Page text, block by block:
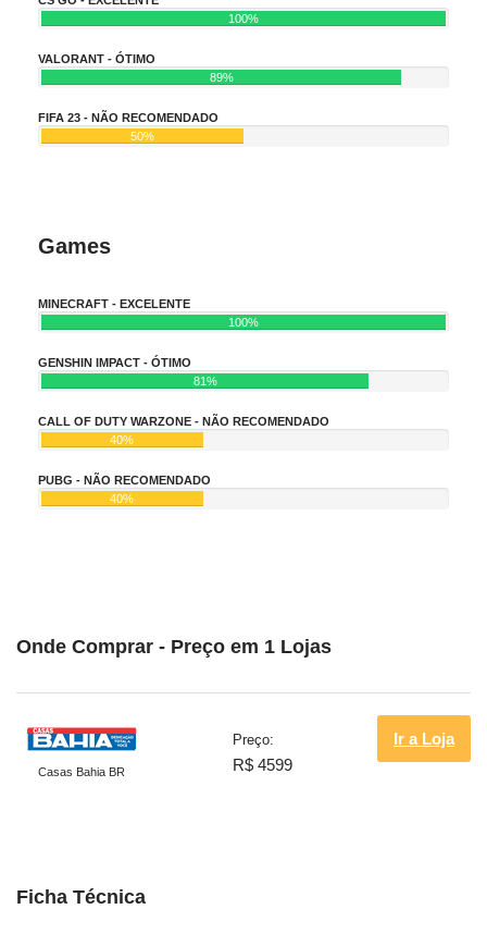
100%
VALORANT - ÓTIMO
89%
FIFA 23 - NÃO RECOMENDADO
50%
Games
MINECRAFT - EXCELENTE
100%
GENSHIN IMPACT - ÓTIMO
81%
CALL OF DUTY WARZONE - NÃO RECOMENDADO
40%
PUBG - NÃO RECOMENDADO
40%
Onde Comprar - Preço em 1 Lojas
Casas Bahia BR
Preço:
R$ 4599
Ir a Loja
Ficha Técnica